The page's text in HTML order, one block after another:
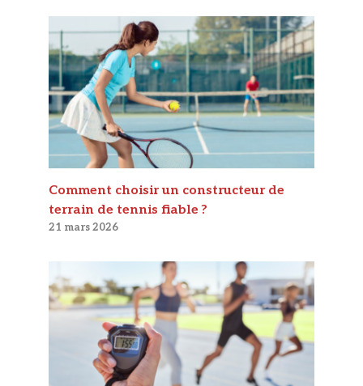
Comment choisir un constructeur de
terrain de tennis fiable ?
21 mars 2026